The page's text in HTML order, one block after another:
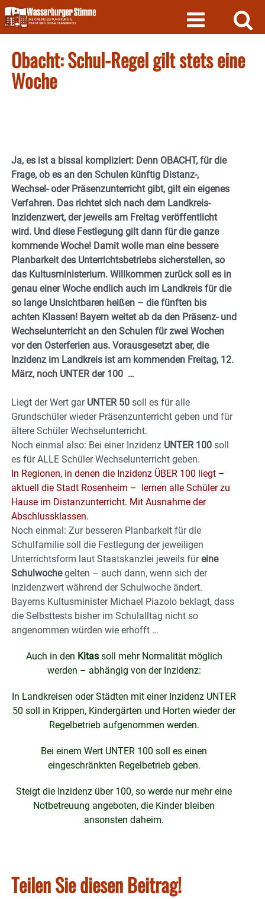
Skip
to
content
Obacht: Schul-Regel gilt stets eine
Woche
Ja, es ist a bissal kompliziert: Denn OBACHT, für die
Frage, ob es an den Schulen künftig Distanz-,
Wechsel- oder Präsenzunterricht gibt, gilt ein eigenes
Verfahren. Das richtet sich nach dem Landkreis-
Inzidenzwert, der jeweils am Freitag veröffentlicht
wird. Und diese Festlegung gilt dann für die ganze
kommende Woche! Damit wolle man eine bessere
Planbarkeit des Unterrichtsbetriebs sicherstellen, so
das Kultusministerium. Willkommen zurück soll es in
genau einer Woche endlich auch im Landkreis für die
so lange Unsichtbaren heißen – die fünften bis
achten Klassen! Bayern weitet ab da den Präsenz- und
Wechselunterricht an den Schulen für zwei Wochen
vor den Osterferien aus. Vorausgesetzt aber, die
Inzidenz im Landkreis ist am kommenden Freitag, 12.
März, noch UNTER der 100 …
Liegt der Wert gar UNTER 50 soll es für alle
Grundschüler wieder Präsenzunterricht geben und für
ältere Schüler Wechselunterricht.
Noch einmal also: Bei einer Inzidenz UNTER 100 soll
es für ALLE Schüler Wechselunterricht geben.
In Regionen, in denen die Inzidenz ÜBER 100 liegt –
aktuell die Stadt Rosenheim – lernen alle Schüler zu
Hause im Distanzunterricht. Mit Ausnahme der
Abschlussklassen.
Noch einmal: Zur besseren Planbarkeit für die
Schulfamilie soll die Festlegung der jeweiligen
Unterrichtsform laut Staatskanzlei jeweils füreine
Schulwochegelten – auch dann, wenn sich der
Inzidenzwert während der Schulwoche ändert.
Bayerns Kultusminister Michael Piazolo beklagt, dass
die Selbsttests bisher im Schulalltag nicht so
angenommen würden wie erhofft …
Auch in den Kitassoll mehr Normalität möglich
werden – abhängig von der Inzidenz:
In Landkreisen oder Städten mit einer Inzidenz UNTER
50 soll in Krippen, Kindergärten und Horten wieder der
Regelbetrieb aufgenommen werden.
Bei einem Wert UNTER 100 soll es einen
eingeschränkten Regelbetrieb geben.
Steigt die Inzidenz über 100, so werde nur mehr eine
Notbetreuung angeboten, die Kinder bleiben
ansonsten daheim.
Teilen Sie diesen Beitrag!